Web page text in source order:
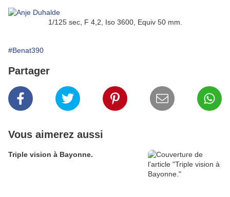
1/125 sec, F 4,2, Iso 3600, Equiv 50 mm.
#Benat390
Partager
Vous aimerez aussi
Triple vision à Bayonne.